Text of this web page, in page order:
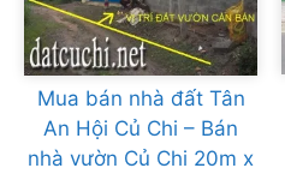
Mua bán nhà đất Tân
An Hội Củ Chi – Bán
nhà vườn Củ Chi 20m x